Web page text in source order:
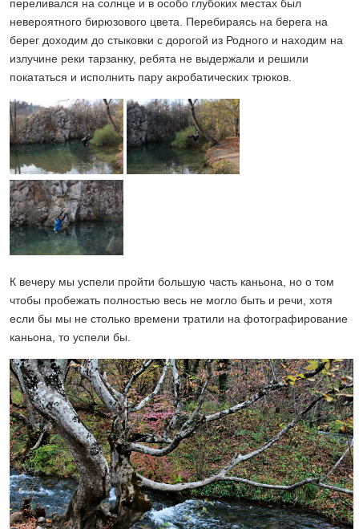
переливался на солнце и в особо глубоких местах был
невероятного бирюзового цвета. Перебираясь на берега на
берег доходим до стыковки с дорогой из Родного и находим на
излучине реки тарзанку, ребята не выдержали и решили
покататься и исполнить пару акробатических трюков.
К вечеру мы успели пройти большую часть каньона, но о том
чтобы пробежать полностью весь не могло быть и речи, хотя
если бы мы не столько времени тратили на фотографирование
каньона, то успели бы.